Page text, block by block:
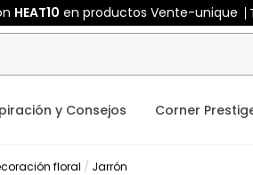
HEAT10 en productos Vente-unique
y Consejos Corner
floral Jarrón